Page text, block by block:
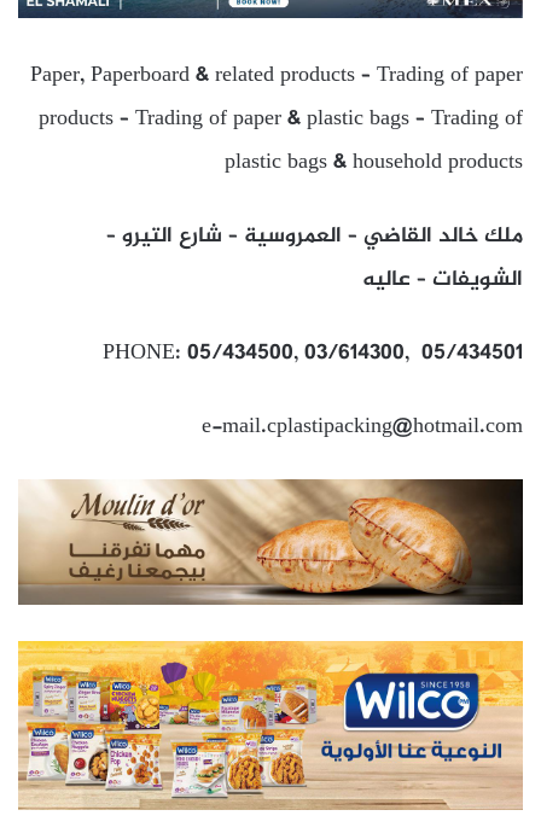
Paper, Paperboard & related products – Trading of paper
products – Trading of paper & plastic bags – Trading of
plastic bags & household products
ملك خالد القاضي – العمروسية – شارع التيرو –
الشويفات – عاليه
PHONE: 05/434500, 03/614300, 05/434501
e-mail.cplastipacking@hotmail.com